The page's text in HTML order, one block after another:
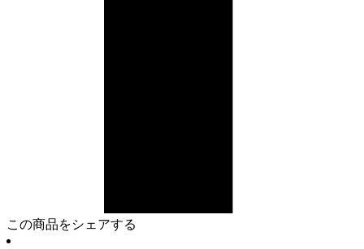
この商品をシェアする